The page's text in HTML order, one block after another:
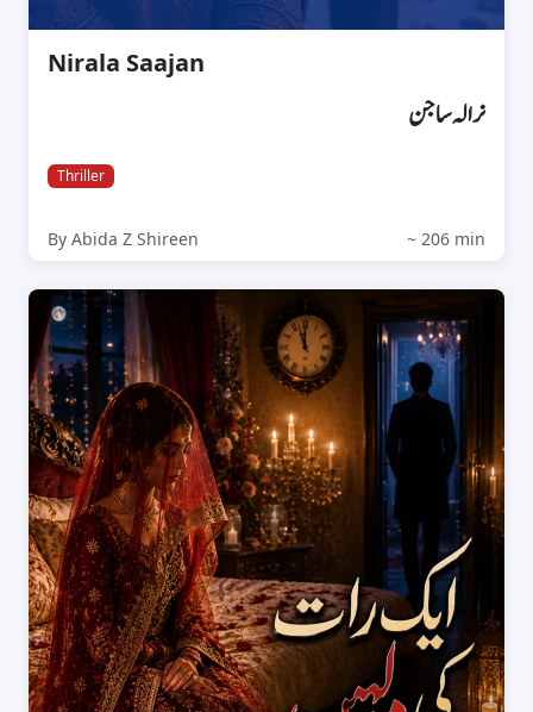
Nirala Saajan
نرالہ ساجن
Thriller
By Abida Z Shireen ~ 206 min